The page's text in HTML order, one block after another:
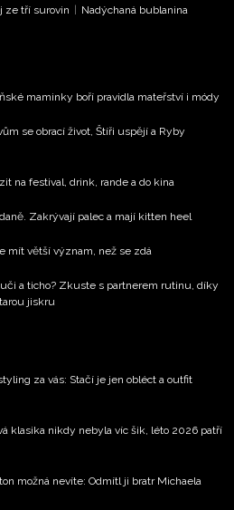
se
novinek.
Pokud souhlasíte se
Extra s.r.o., zaškrtněte toto pole.
ze tří surovin Nadýchaná bublanina
maminky boří pravidla mateřství i módy
se obrací život, Štíři uspějí a Ryby
na festival, drink, rande a do kina
Zakrývají palec a mají kitten heel
mít větší význam, než se zdá
a ticho? Zkuste s partnerem rutinu, díky
jiskru
za vás: Stačí je jen obléct a outfit
klasika nikdy nebyla víc šik, léto 2026 patří
možná nevíte: Odmítl ji bratr Michaela